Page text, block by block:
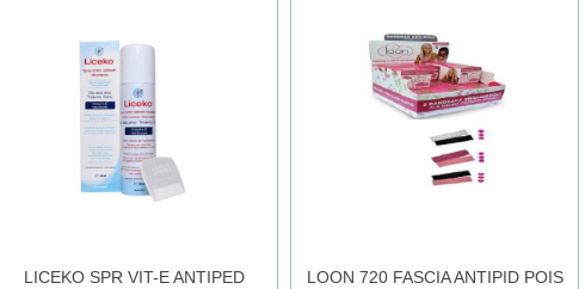
LICEKO SPR VIT-E ANTIPED
LOON 720 FASCIA ANTIPID POIS